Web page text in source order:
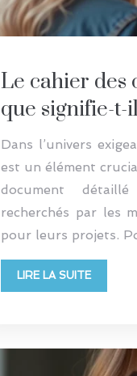
Le cahier des
que signifie-t-
Dans l’univers
est un élément
document
recherchés par les
pour leurs projets.
LIRE LA SUITE